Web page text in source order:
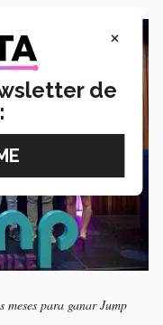
para ganar Jump
×
de